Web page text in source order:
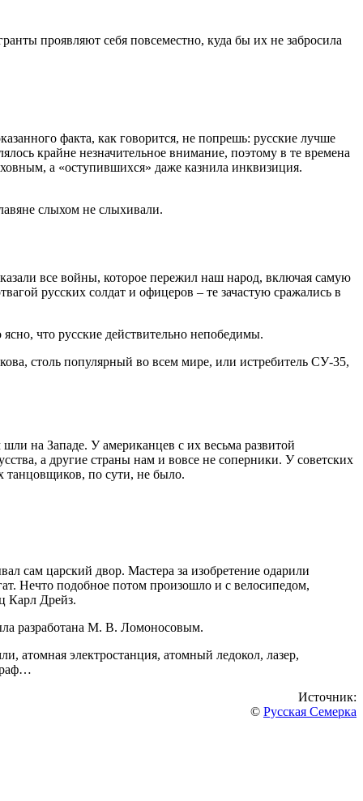
проявляют себя повсеместно, куда бы их не забросила
факта, как говорится, не попрешь: русские лучше
крайне незначительное внимание, поэтому в те времена
а «оступившихся» даже казнила инквизиция.
слыхом не слыхивали.
все войны, которое пережил наш народ, включая самую
русских солдат и офицеров – те зачастую сражались в
что русские действительно непобедимы.
столь популярный во всем мире, или истребитель СУ-35,
на Западе. У американцев с их весьма развитой
а другие страны нам и вовсе не соперники. У советских
по сути, не было.
сам царский двор. Мастера за изобретение одарили
Нечто подобное потом произошло и с велосипедом,
Карл Дрейз.
разработана М. В. Ломоносовым.
атомная электростанция, атомный ледокол, лазер,
Источник:
© Русская Семерка